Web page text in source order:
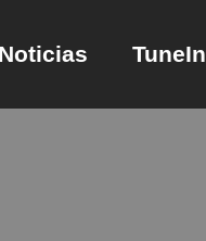
Noticias TuneIn